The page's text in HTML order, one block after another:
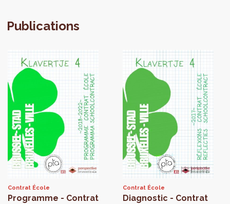
Publications
Contrat École
Programme - Contrat
Contrat École
Diagnostic - Contrat